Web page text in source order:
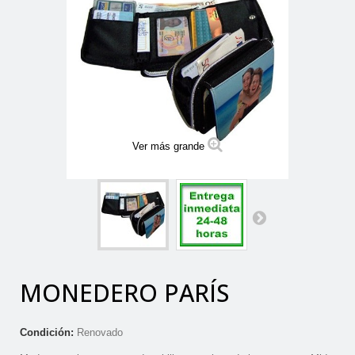
Ver más grande
MONEDERO PARÍS
Condición: Renovado